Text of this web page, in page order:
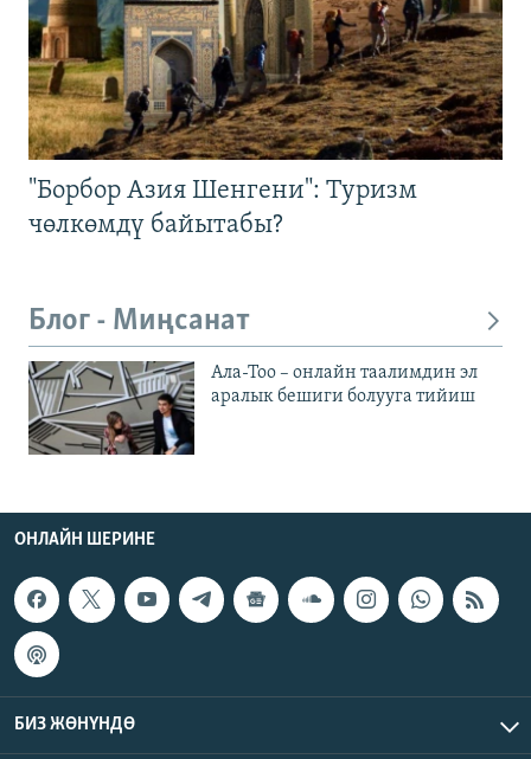
"Борбор Азия Шенгени": Туризм
чөлкөмдү байытабы?
Блог - Миңсанат
Ала-Тоо – онлайн таалимдин эл
аралык бешиги болууга тийиш
ОНЛАЙН ШЕРИНЕ
БИЗ ЖӨНҮНДӨ